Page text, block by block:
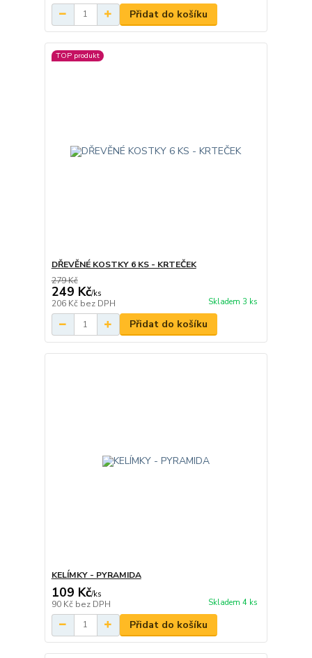
Přidat do košíku
TOP produkt
DŘEVĚNÉ KOSTKY 6 KS - KRTEČEK
279 Kč
249 Kč/ks
206 Kč bez DPH Skladem 3 ks
Přidat do košíku
KELÍMKY - PYRAMIDA
109 Kč/ks
90 Kč bez DPH Skladem 4 ks
Přidat do košíku